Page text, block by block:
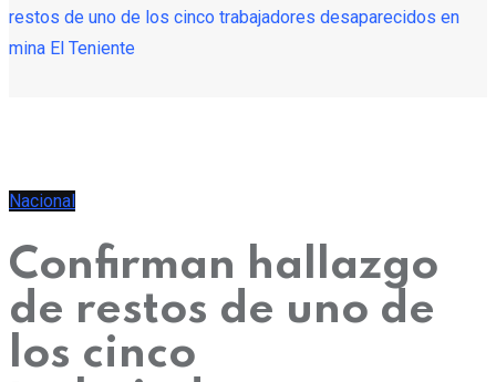
restos de uno de los cinco trabajadores desaparecidos en
mina El Teniente
Nacional
Confirman hallazgo
de restos de uno de
los cinco